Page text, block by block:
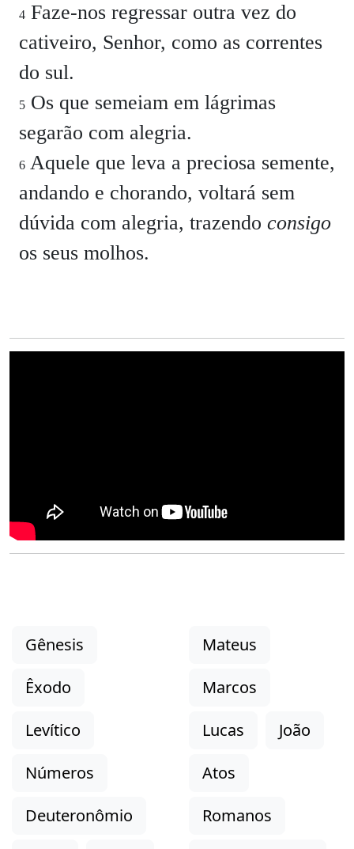
4 Faze-nos regressar outra vez do
cativeiro, Senhor, como as correntes
do sul.
5 Os que semeiam em lágrimas
segarão com alegria.
6 Aquele que leva a preciosa semente,
andando e chorando, voltará sem
dúvida com alegria, trazendo consigo
os seus molhos.
Gênesis
Êxodo
Levítico
Números
Deuteronômio
Mateus
Marcos
Lucas
João
Atos
Romanos